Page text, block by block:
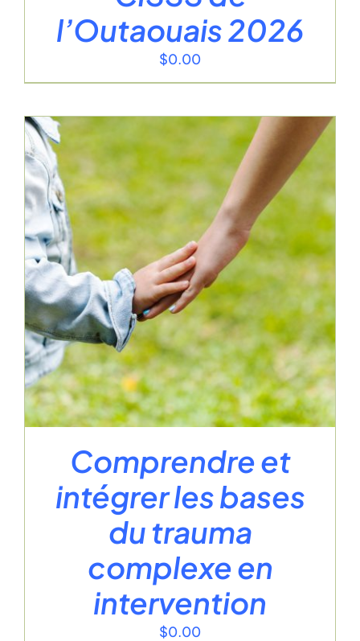
l’Outaouais 2026
$0.00
Comprendre et
intégrer les bases
du trauma
complexe en
intervention
$0.00